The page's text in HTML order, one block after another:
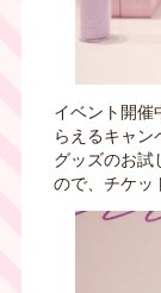
イベント開催
らえるキャン
グッズのお試
ので、チケッ